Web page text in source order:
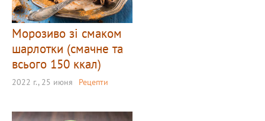
Морозиво зі смаком
шарлотки (смачне та
всього 150 ккал)
2022 г., 25 июня Рецепти